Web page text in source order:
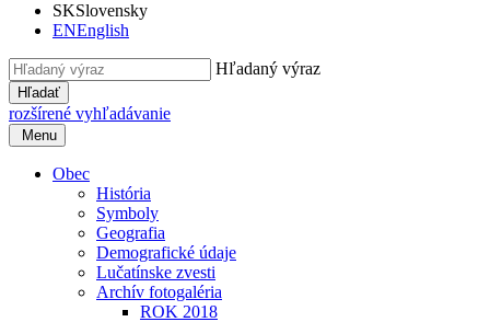
SKSlovensky
ENEnglish
Hľadaný výraz
Hľadať
rozšírené vyhľadávanie
Menu
Obec
História
Symboly
Geografia
Demografické údaje
Lučatínske zvesti
Archív fotogaléria
ROK 2018